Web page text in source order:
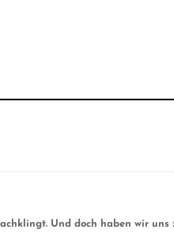
Und doch haben wir uns